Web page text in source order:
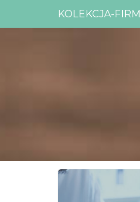
KOLEKCJA-FIRM